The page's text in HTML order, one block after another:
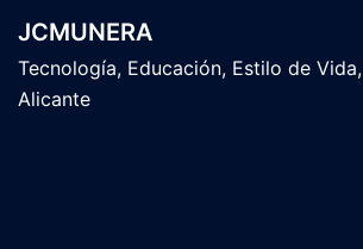
contenido
JCMUNERA
Tecnología, Educación, Estilo de Vida,
Alicante